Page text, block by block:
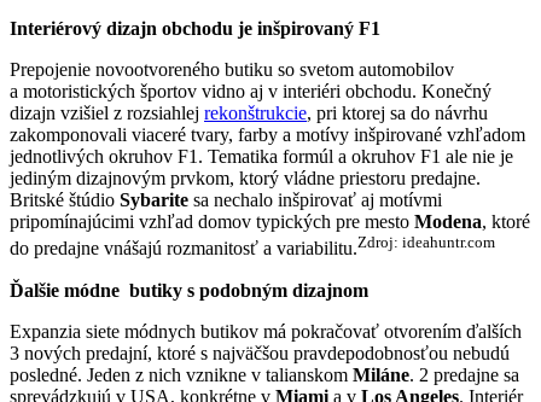
Interiérový dizajn obchodu je inšpirovaný F1
Prepojenie novootvoreného butiku so svetom automobilov
a motoristických športov vidno aj v interiéri obchodu. Konečný
dizajn vzišiel z rozsiahlej rekonštrukcie, pri ktorej sa do návrhu
zakomponovali viaceré tvary, farby a motívy inšpirované vzhľadom
jednotlivých okruhov F1. Tematika formúl a okruhov F1 ale nie je
jediným dizajnovým prvkom, ktorý vládne priestoru predajne.
Britské štúdio Sybarite sa nechalo inšpirovať aj motívmi
pripomínajúcimi vzhľad domov typických pre mesto Modena, ktoré
do predajne vnášajú rozmanitosť a variabilitu.Zdroj: ideahuntr.com
Ďalšie módne butiky s podobným dizajnom
Expanzia siete módnych butikov má pokračovať otvorením ďalších
3 nových predajní, ktoré s najväčšou pravdepodobnosťou nebudú
posledné. Jeden z nich vznikne v talianskom Miláne. 2 predajne sa
sprevádzkujú v USA, konkrétne v Miami a v Los Angeles. Interiér